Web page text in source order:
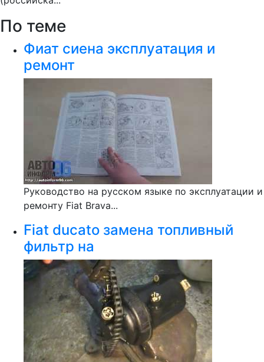
По теме
Фиат сиена эксплуатация и
ремонт
Руководство на русском языке по эксплуатации и
ремонту Fiat Brava...
Fiat ducato замена топливный
фильтр на